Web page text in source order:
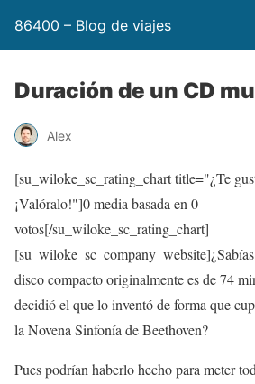
86400 – Blog de viajes
Duración de un CD
Alex
[su_wiloke_sc_rating_chart title="¿Te
¡Valóralo!"]0media basada en 0
votos[/su_wiloke_sc_rating_chart]
disco compacto originalmente es de 74
decidió el que lo inventó de forma que
la Novena Sinfonía de Beethoven?
Pues podrían haberlo hecho para meter